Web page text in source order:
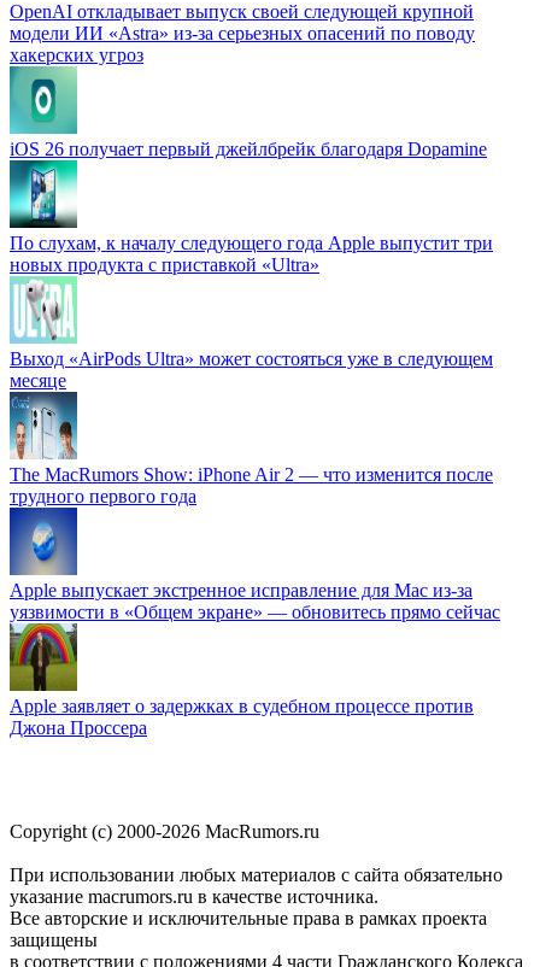
OpenAI откладывает выпуск своей следующей крупной
модели ИИ «Astra» из-за серьезных опасений по поводу
хакерских угроз
iOS 26 получает первый джейлбрейк благодаря Dopamine
По слухам, к началу следующего года Apple выпустит три
новых продукта с приставкой «Ultra»
Выход «AirPods Ultra» может состояться уже в следующем
месяце
The MacRumors Show: iPhone Air 2 — что изменится после
трудного первого года
Apple выпускает экстренное исправление для Mac из-за
уязвимости в «Общем экране» — обновитесь прямо сейчас
Apple заявляет о задержках в судебном процессе против
Джона Проссера
Copyright (c) 2000-2026 MacRumors.ru
При использовании любых материалов с сайта обязательно
указание macrumors.ru в качестве источника.
Все авторские и исключительные права в рамках проекта
защищены
в соответствии с положениями 4 части Гражданского Кодекса